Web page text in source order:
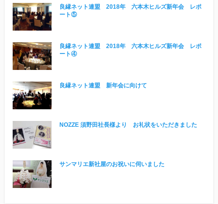
相談室からのよくある質問
良縁ネット連盟 2018年 六本木ヒルズ新年会 レポ
ート⑤
良縁ネット連盟 2018年 六本木ヒルズ新年会 レポ
ート④
良縁ネット連盟 新年会に向けて
NOZZE 須野田社長様より お礼状をいただきました
サンマリエ新社屋のお祝いに伺いました